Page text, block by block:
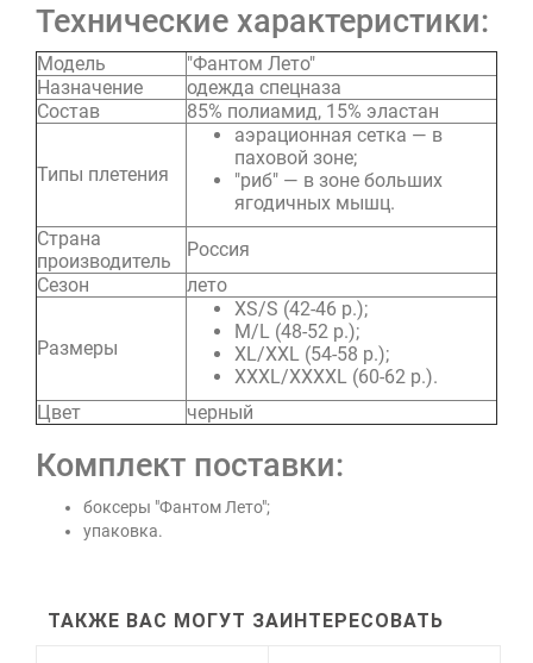
Технические характеристики:
Модель
"Фантом Лето"
Назначение
одежда спецназа
Состав
85% полиамид, 15% эластан
Типы плетения
аэрационная сетка — в
паховой зоне;
"риб" — в зоне больших
ягодичных мышц.
Страна
производитель
Россия
Сезон
лето
Размеры
XS/S (42-46 р.);
M/L (48-52 р.);
XL/XXL (54-58 р.);
XXXL/XXXXL (60-62 р.).
Цвет
черный
Комплект поставки:
боксеры "Фантом Лето";
упаковка.
ТАКЖЕ ВАС МОГУТ ЗАИНТЕРЕСОВАТЬ